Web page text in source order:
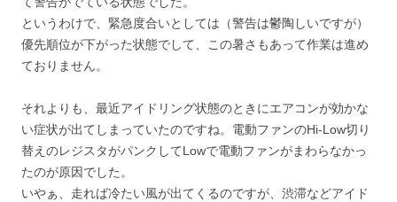
というわけで、緊急度合いとしては（警告は鬱陶しいですが）
優先順位が下がった状態でして、この暑さもあって作業は進め
ておりません。
それよりも、最近アイドリング状態のときにエアコンが効かな
い症状が出てしまっていたのですね。電動ファンのHi-Low切り
替えのレジスタがパンクしてLowで電動ファンがまわらなかっ
たのが原因でした。
いやぁ、走れば冷たい風が出てくるのですが、渋滞などアイド